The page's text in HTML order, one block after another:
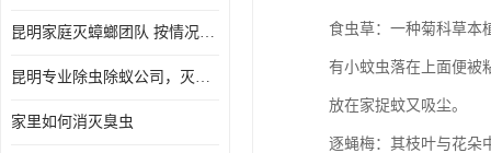
昆明家庭灭蟑螂团队 按情况提出解决方案
昆明专业除虫除蚁公司，灭鼠，灭蟑螂，灭蚊虫，灭白蚁，灭红火蚁
家里如何消灭臭虫
食虫草：一种菊科草本
有小蚊虫落在上面便被
放在家捉蚊又吸尘。
逐蝇梅：其枝叶与花朵